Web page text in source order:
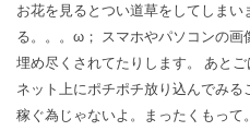
お花を見るとつい道草をしてしま
る。。。ω； スマホやパソコンの
埋め尽くされてたりします。 あと
ネット上にポチポチ放り込んでみ
稼ぐ為じゃないよ。まったくもっ